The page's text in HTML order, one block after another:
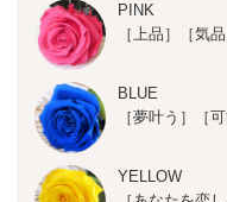
PINK
［上品］［気
BLUE
［夢叶う］［
YELLOW